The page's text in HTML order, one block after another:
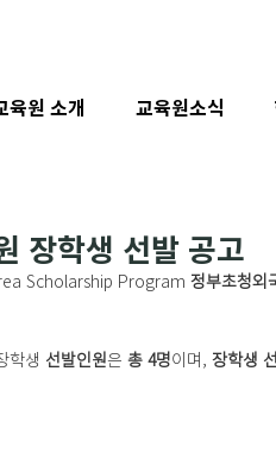
장학생 선발 공고
Scholarship Program 정부초청외
학생 선발인원은 총 4명이며, 장학생
육원 소개 교육원소식